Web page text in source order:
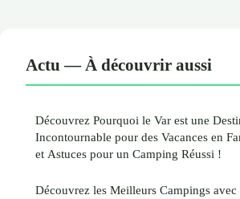
Actu — À découvrir aussi
Découvrez Pourquoi le Var est une
Incontournable pour des Vacances en
et Astuces pour un Camping Réussi !
Découvrez les Meilleurs Campings avec